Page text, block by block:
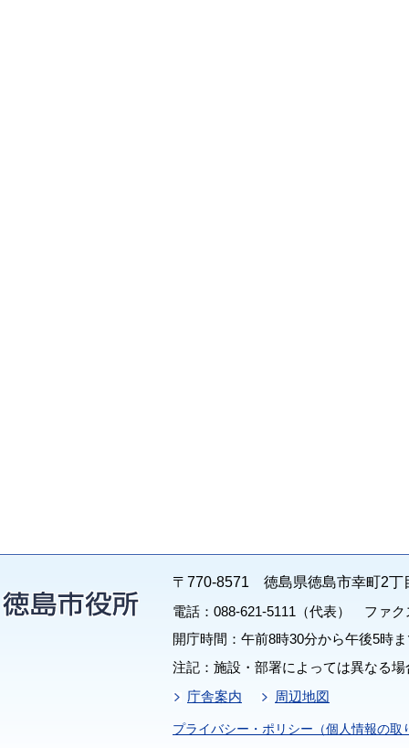
〒770-8571 徳島県徳島市幸町2丁
電話：088-621-5111（代表） ファク
開庁時間：午前8時30分から午後5時
注記：施設・部署によっては異なる
庁舎案内
周辺地図
プライバシー・ポリシー（個人情報の取